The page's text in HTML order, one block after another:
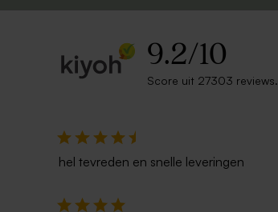
9.2/10
Score uit 27303 reviews.
hel tevreden en snelle leveringen